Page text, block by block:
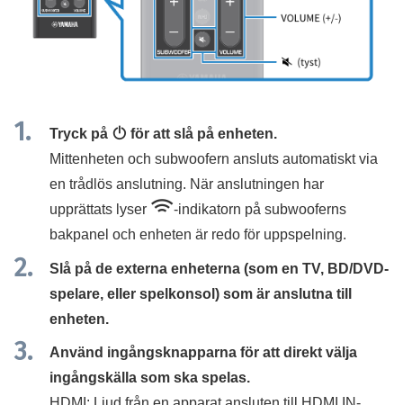
Tryck på z för att slå på enheten.
Mittenheten och subwoofern ansluts automatiskt via
en trådlös anslutning. När anslutningen har
upprättats lyser *-indikatorn på subwooferns
bakpanel och enheten är redo för uppspelning.
Slå på de externa enheterna (som en TV, BD/DVD-
spelare, eller spelkonsol) som är anslutna till
enheten.
Använd ingångsknapparna för att direkt välja
ingångskälla som ska spelas.